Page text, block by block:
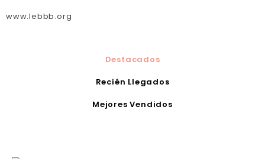
www.lebbb.org
Destacados
Recién Llegados
Mejores Vendidos